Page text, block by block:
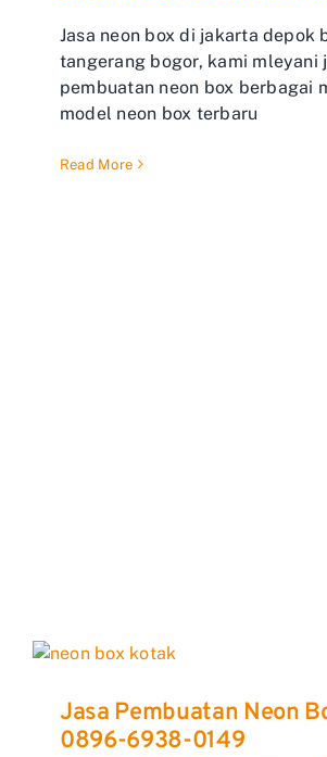
Jasa neon box di jakarta depok
tangerang bogor, kami mleyani
pembuatan neon box berbagai
model neon box terbaru
Read More
Jasa Pembuatan Neon
0896-6938-0149